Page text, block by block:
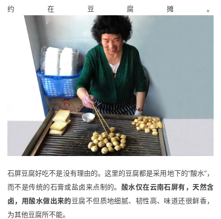
约在豆腐摊。
石屏豆腐好吃不是没有理由的。这里的豆腐都是采用地下的“酸水”，
而不是传统的石膏或盐卤来点制的。 酸水仅在云南石屏有，天然含
卤，用酸水做出来的豆腐不但质地细腻、韧性高、味道还很鲜香，
为其他豆腐所不能。